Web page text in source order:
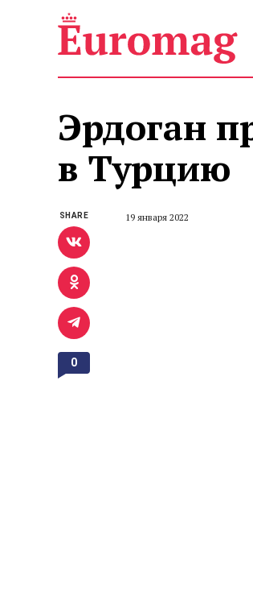
Эрдоган
в Турцию
19 января 2022
SHARE
0